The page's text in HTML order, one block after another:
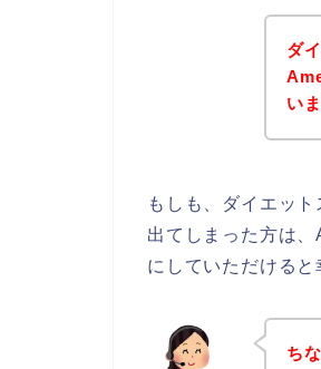
ダ
い
もしも、ダイエッ
出てしまった方は
にしていただけると
ち